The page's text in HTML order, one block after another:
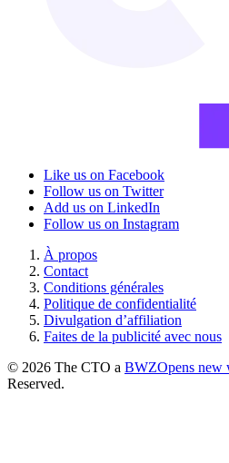
Like us on Facebook
Follow us on Twitter
Add us on LinkedIn
Follow us on Instagram
À propos
Contact
Conditions générales
Politique de confidentialité
Divulgation d’affiliation
Faites de la publicité avec nous
© 2026 The CTO a BWZOpens new
Reserved.